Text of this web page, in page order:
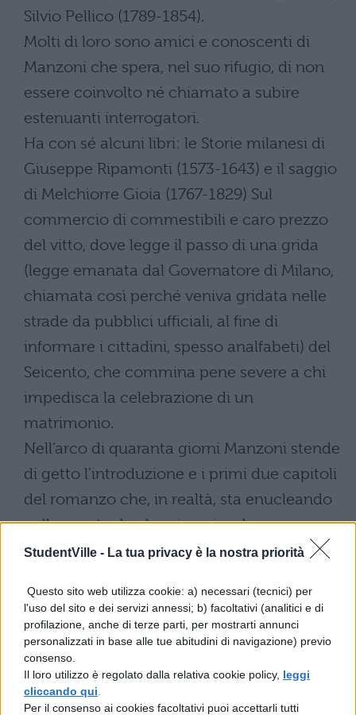
StudentVille - La tua privacy è la nostra priorità
Questo sito web utilizza cookie: a) necessari (tecnici) per
l'uso del sito e dei servizi annessi; b) facoltativi (analitici e di
profilazione, anche di terze parti, per mostrarti annunci
personalizzati in base alle tue abitudini di navigazione) previo
consenso.
Il loro utilizzo è regolato dalla relativa cookie policy, leggi
cliccando qui
Per il consenso ai cookies facoltativi puoi accettarli tutti
Silvio Pellico (1789-1854).
Molti di loro sono amici e conoscenti di
Manzoni che spera, nel suo rifugio, di non
essere coinvolto né chiamato a subire
estenuanti interrogatori.
Ha con sé alcuni libri: le Storie milanesi di
Giuseppe Ripamonti (1573-1643) e il saggio
di Melchiorre Gioia (1767-1829) Sul
commercio di commestibili e caro prezzo
del vitto, dove legge il passo di una grida
(legge emanata dal Governatore di Milano,
chiamata così perché veniva gridata nelle
strade da pubblici ufficiali, al fine di
informare i cittadini, spesso analfabeti) del
Seicento, che commina pene severe a chi
impedisca la celebrazione di un
matrimonio.
Nell’arco di quaranta giorni Manzoni stende
di getto l’introduzione e i primi due capitoli
del romanzo che, in realtà, sta enucleando
nella mente da alcuni anni e che
rappresenta una vera e propria sfida, per la
Ricostruire il processo di ideazione, stesura
e revisione di questo capolavoro significa
aprire anche uno spaccato sulla vita
culturale dell’Ottocento e calarsi in
quell’affascinante fase della cultura italiana